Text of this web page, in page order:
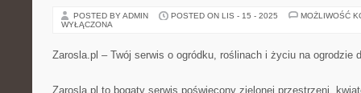
POSTED BY ADMIN POSTED ON LIS - 15 - 2025
MOŻLIWOŚĆ
WYŁĄCZONA
Zarosla.pl – Twój serwis o ogródku, roślinach i życiu na ogrodzie
Zarosla.pl to bogaty serwis poświęcony zielonej przestrzeni,